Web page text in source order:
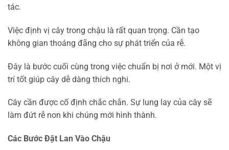
tác.
Việc định vị cây trong chậu là rất quan trọng. Cần tạo
không gian thoáng đãng cho sự phát triển của rễ.
Đây là bước cuối cùng trong việc chuẩn bị nơi ở mới. Một vị
trí tốt giúp cây dễ dàng thích nghi.
Cây cần được cố định chắc chắn. Sự lung lay của cây sẽ
làm đứt rễ non khi chúng mới hình thành.
Các Bước Đặt Lan Vào Chậu